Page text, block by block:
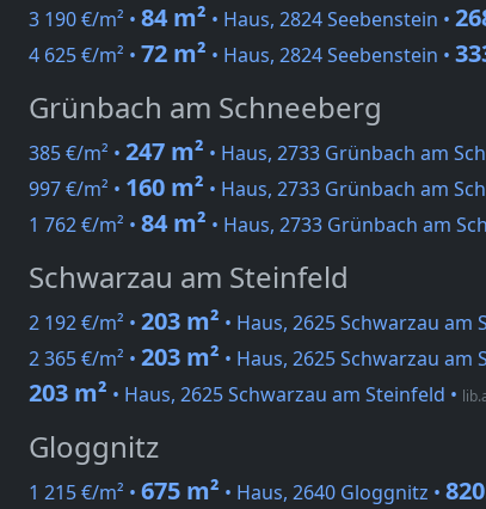
3 190 €/m² • 84 m² • Haus, 2824 Seebenstein •
4 625 €/m² • 72 m² • Haus, 2824 Seebenstein •
Grünbach am Schneeberg
385 €/m² • 247 m² • Haus, 2733 Grünbach am
997 €/m² • 160 m² • Haus, 2733 Grünbach am
1 762 €/m² • 84 m² • Haus, 2733 Grünbach am
Schwarzau am Steinfeld
2 192 €/m² • 203 m² • Haus, 2625 Schwarzau am
2 365 €/m² • 203 m² • Haus, 2625 Schwarzau am
203 m² • Haus, 2625 Schwarzau am Steinfeld •
Gloggnitz
1 215 €/m² • 675 m² • Haus, 2640 Gloggnitz •